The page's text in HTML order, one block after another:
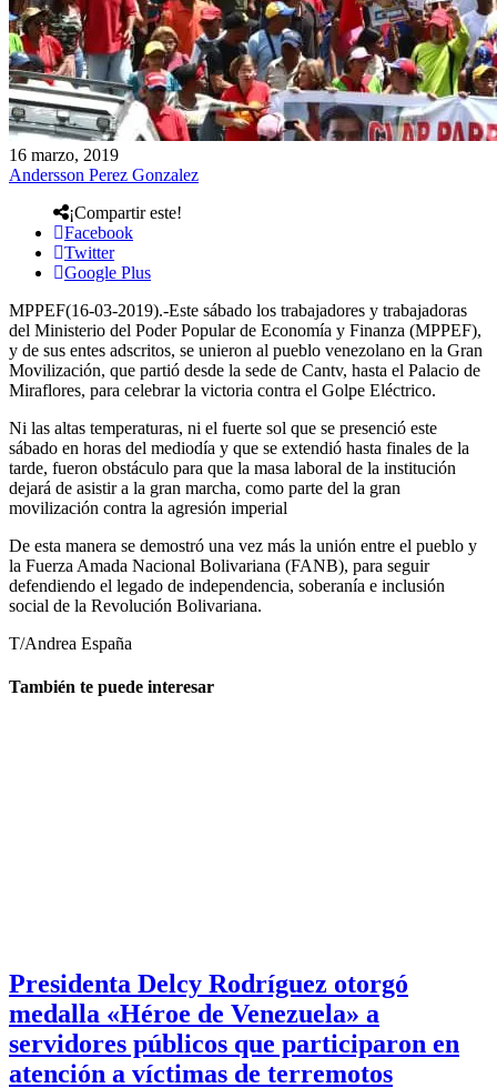
16 marzo, 2019
Andersson Perez Gonzalez
¡Compartir este!
Facebook
Twitter
Google Plus
MPPEF(16-03-2019).-Este sábado los trabajadores y trabajadoras
del Ministerio del Poder Popular de Economía y Finanza (MPPEF),
y de sus entes adscritos, se unieron al pueblo venezolano en la Gran
Movilización, que partió desde la sede de Cantv, hasta el Palacio de
Miraflores, para celebrar la victoria contra el Golpe Eléctrico.
Ni las altas temperaturas, ni el fuerte sol que se presenció este
sábado en horas del mediodía y que se extendió hasta finales de la
tarde, fueron obstáculo para que la masa laboral de la institución
dejará de asistir a la gran marcha, como parte del la gran
movilización contra la agresión imperial
De esta manera se demostró una vez más la unión entre el pueblo y
la Fuerza Amada Nacional Bolivariana (FANB), para seguir
defendiendo el legado de independencia, soberanía e inclusión
social de la Revolución Bolivariana.
T/Andrea España
También te puede interesar
Presidenta Delcy Rodríguez otorgó
medalla «Héroe de Venezuela» a
servidores públicos que participaron en
atención a víctimas de terremotos